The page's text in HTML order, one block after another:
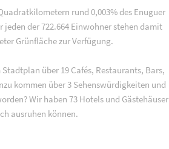
rund 0,003% des Enuguer
der 722.664 Einwohner stehen damit
Grünfläche zur Verfügung.
über 19 Cafés, Restaurants, Bars,
kommen über 3 Sehenswürdigkeiten und
Wir haben 73 Hotels und Gästehäuser
ausruhen können.